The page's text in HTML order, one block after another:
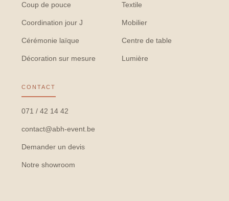
Coup de pouce
Coordination jour J
Cérémonie laïque
Décoration sur mesure
Textile
Mobilier
Centre de table
Lumière
CONTACT
071 / 42 14 42
contact@abh-event.be
Demander un devis
Notre showroom